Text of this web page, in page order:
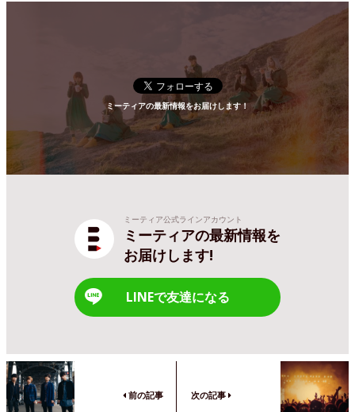
ミーティアの最新情報をお届けします！
ミーティア公式ラインアカウント
ミーティアの最新情報を
お届けします!
LINEで友達になる
前の記事 次の記事